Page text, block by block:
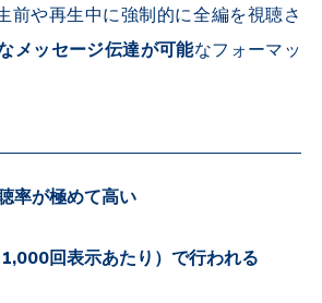
前や再生中に強制的に全編を視聴さ
メッセージ伝達が可能なフォーマッ
率が極めて高い
1,000回表示あたり）で行われる